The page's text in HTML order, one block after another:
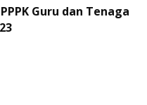
Guru dan Tenaga